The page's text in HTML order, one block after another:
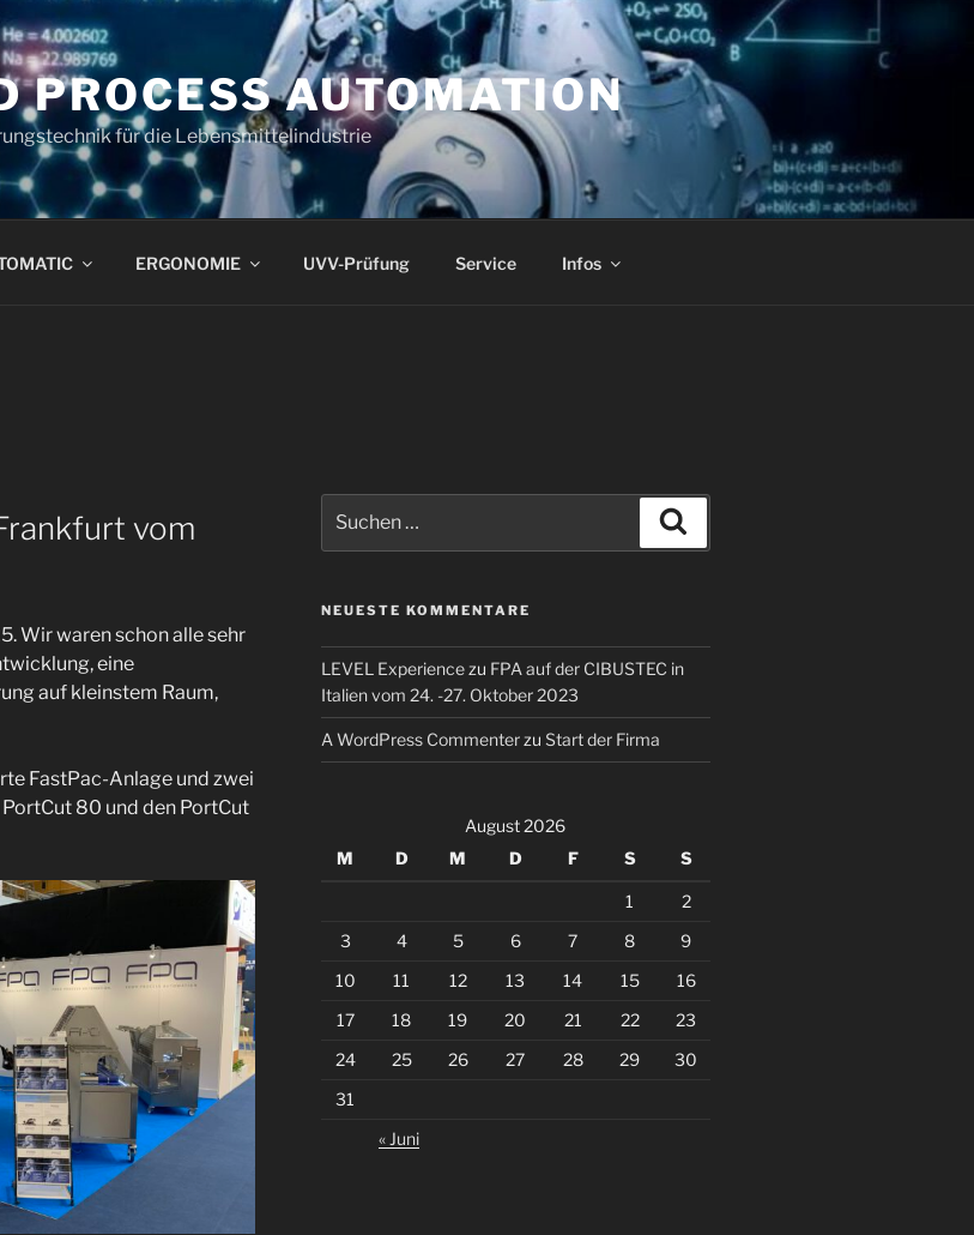
PROCESS AUTOMATION
für die Lebensmittelindustrie
ERGONOMIE UVV-Prüfung Service Infos
vom
Wir waren schon alle sehr
eine
auf kleinstem Raum,
FastPac-Anlage und zwei
80 und den PortCut
nach:
NEUESTE KOMMENTARE
LEVEL Experiencezu FPA auf der CIBUSTEC in
Italien vom 24. -27. Oktober 2023
A WordPress Commenterzu Start der Firma
August 2026
M
D M D F S S
1
2
3
4 5 6 7 8
9
10
11 12 13 14 15
16
17
18 19 20 21 22
23
24
25 26 27 28 29
30
31
« Juni